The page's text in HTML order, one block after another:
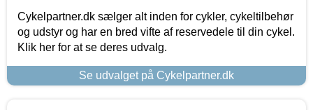
Cykelpartner.dk sælger alt inden for cykler, cykeltilbehør
og udstyr og har en bred vifte af reservedele til din cykel.
Klik her for at se deres udvalg.
Se udvalget på Cykelpartner.dk